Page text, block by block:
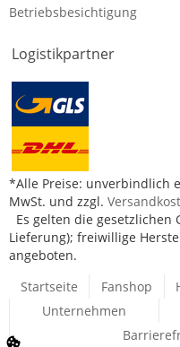
Betriebsbesichtigung
Logistikpartner
*Alle Preise: unverbindlich
MwSt. und zzgl.
Es gelten die gesetzlichen
Lieferung); freiwillige
angeboten.
Startseite
Fanshop
Unternehmen